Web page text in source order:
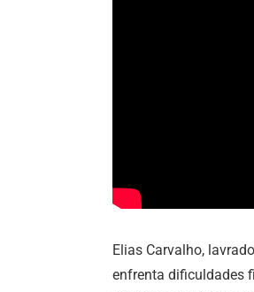
Elias Carvalho,
enfrenta dificuldades